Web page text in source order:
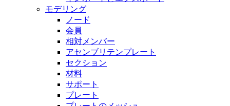
モデリング
ノード
会員
相対メンバー
アセンブリテンプレート
セクション
材料
サポート
プレート